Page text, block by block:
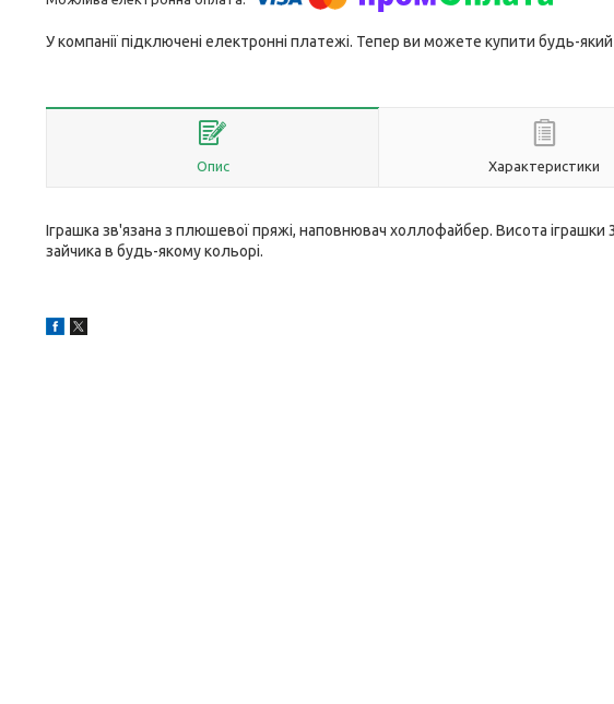
У компанії підключені електронні платежі. Тепер ви можете купити будь-
Опис Характеристики
Іграшка зв'язана з плюшевої пряжі, наповнювач холлофайбер. Висота
зайчика в будь-якому кольорі.